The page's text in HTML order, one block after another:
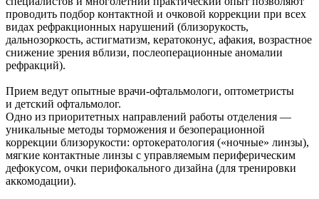
проводить подбор контактной и очковой коррекции при всех
видах рефракционных нарушений (близорукость,
дальнозоркость, астигматизм, кератоконус, афакия, возрастное
снижение зрения вблизи, послеоперационные аномалии
рефракций).
Прием ведут опытные врачи-офтальмологи, оптометристы
и детский офтальмолог.
Одно из приоритетных направлений работы отделения —
уникальные методы торможения и безоперационной
коррекции близорукости: ортокератология («ночные» линзы),
мягкие контактные линзы с управляемым периферическим
дефокусом, очки перифокального дизайна (для тренировки
аккомодации).